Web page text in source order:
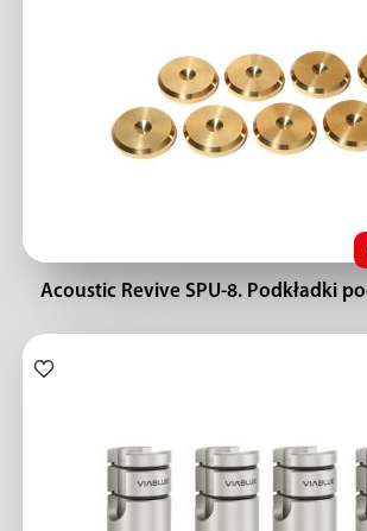
Acoustic Revive SPU-8. Podkładki